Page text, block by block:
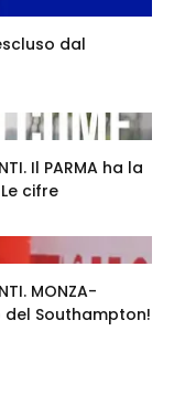
escluso dal
Il PARMA ha la
cifre
MONZA-
del Southampton!